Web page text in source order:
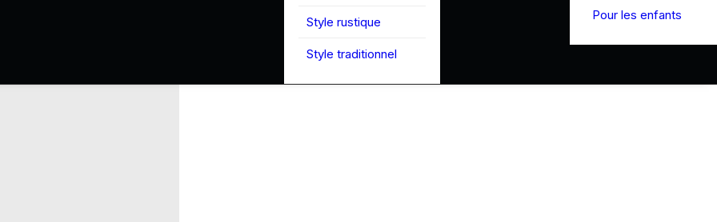
Style rustique
Style traditionnel
Pour les enfants